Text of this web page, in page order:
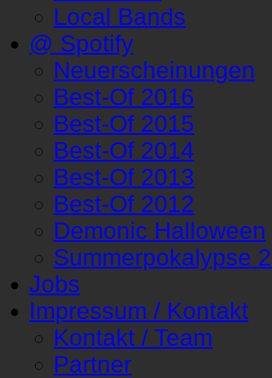
Local Bands
@ Spotify
Neuerscheinungen
Best-Of 2016
Best-Of 2015
Best-Of 2014
Best-Of 2013
Best-Of 2012
Demonic Halloween
Summerpokalypse
Jobs
Impressum / Kontakt
Kontakt / Team
Partner